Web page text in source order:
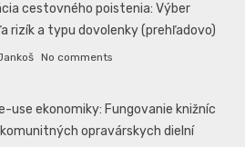
cestovného poistenia: Výber
rizík a typu dovolenky (prehľadovo)
No comments
use ekonomiky: Fungovanie knižníc
opravárskych dielní